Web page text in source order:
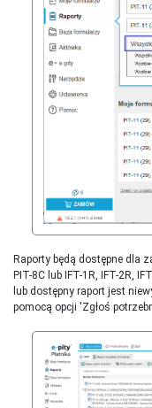
Raporty będą dostępne dla
PIT-8C lub IFT-1R, IFT-2R,
lub dostępny raport jest
pomocą opcji 'Zgłoś